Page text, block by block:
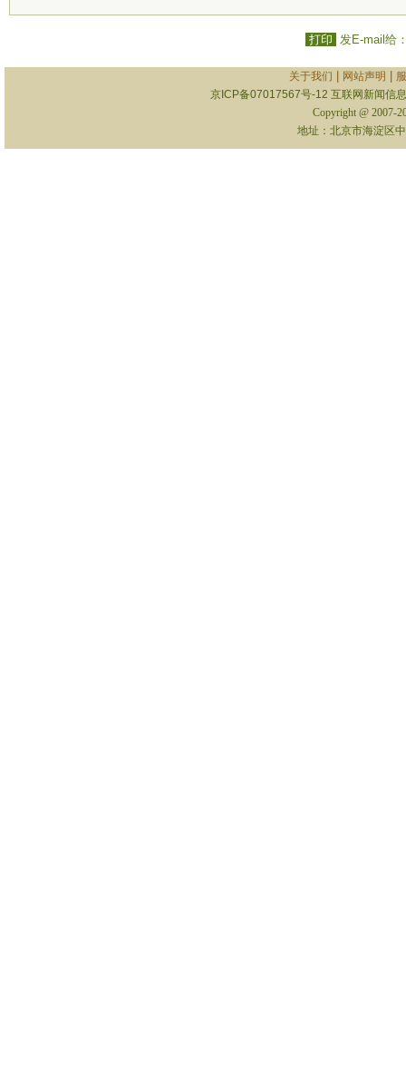
打印 发E-mail给
关于我们 网站声明
京ICP备07017567号-12 互联网新闻信
Copyright @ 2007-
地址：北京市海淀区